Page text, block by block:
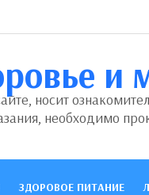
и
носит
необходимо
ЗДОРОВОЕ ПИТАНИЕ